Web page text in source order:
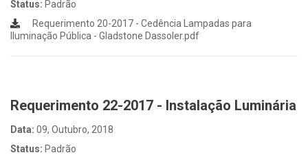
Status: Padrão
Requerimento 20-2017 - Cedência Lampadas para
Iluminação Pública - Gladstone Dassoler.pdf
Requerimento 22-2017 - Instalação Luminária
Data: 09, Outubro, 2018
Status: Padrão